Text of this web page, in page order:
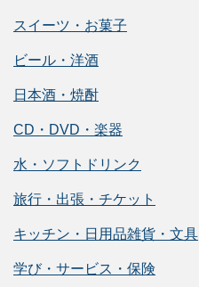
スイーツ・お菓子
ビール・洋酒
日本酒・焼酎
CD・DVD・楽器
水・ソフトドリンク
旅行・出張・チケット
キッチン・日用品雑貨・文具
学び・サービス・保険